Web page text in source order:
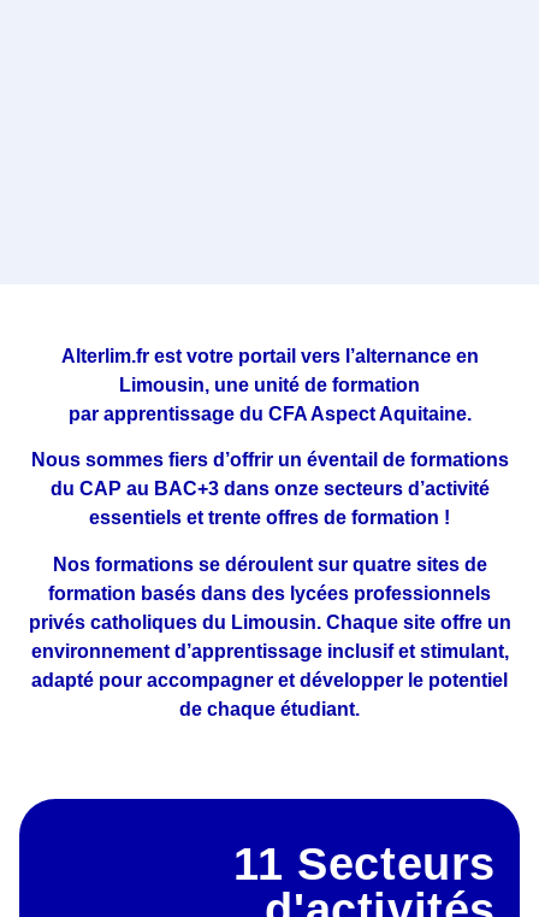
Alterlim.frest votre portail vers l’alternance en
Limousin, une unité de formation
par apprentissagedu CFA Aspect Aquitaine.
Nous sommes fiers d’offrir un éventail de formations
du CAP au BAC+3 dans onze secteursd’activité
essentiels et trente offres de formation !
Nos formations se déroulent sur quatre sitesde
formation basés dans des lycées professionnels
privés catholiques du Limousin. Chaque site offre un
environnement d’apprentissage inclusif et stimulant,
adapté pour accompagner et développer le potentiel
de chaque étudiant.
11 Secteurs